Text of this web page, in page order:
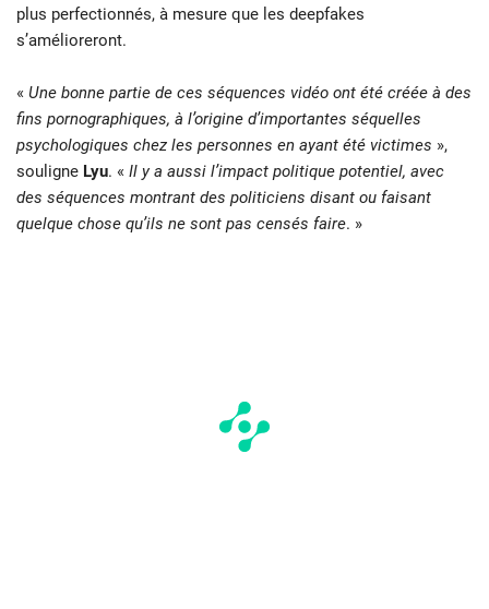
plus perfectionnés, à mesure que les deepfakes
s’amélioreront.
« Une bonne partie de ces séquences vidéo ont été créée à des
fins pornographiques, à l’origine d’importantes séquelles
psychologiques chez les personnes en ayant été victimes »,
souligne Lyu. « Il y a aussi l’impact politique potentiel, avec
des séquences montrant des politiciens disant ou faisant
quelque chose qu’ils ne sont pas censés faire. »